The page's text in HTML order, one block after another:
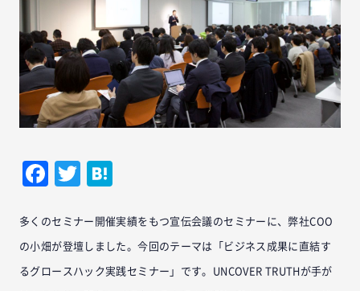
Facebook
Twitter
多くのセミナー開催実績をもつ宣伝会議のセミナーに、弊社COO
の小畑が登壇しました。今回のテーマは「ビジネス成果に直結す
るグロースハック実践セミナー」です。UNCOVER TRUTHが手が